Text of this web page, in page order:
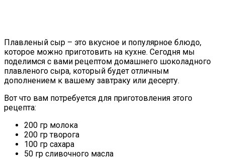
Плавленый сыр – это вкусное и популярное блюдо,
которое можно приготовить на кухне. Сегодня мы
поделимся с вами рецептом домашнего шоколадного
плавленого сыра, который будет отличным
дополнением к вашему завтраку или десерту.
Вот что вам потребуется для приготовления этого
рецепта:
200 гр молока
200 гр творога
100 гр сахара
50 гр сливочного масла